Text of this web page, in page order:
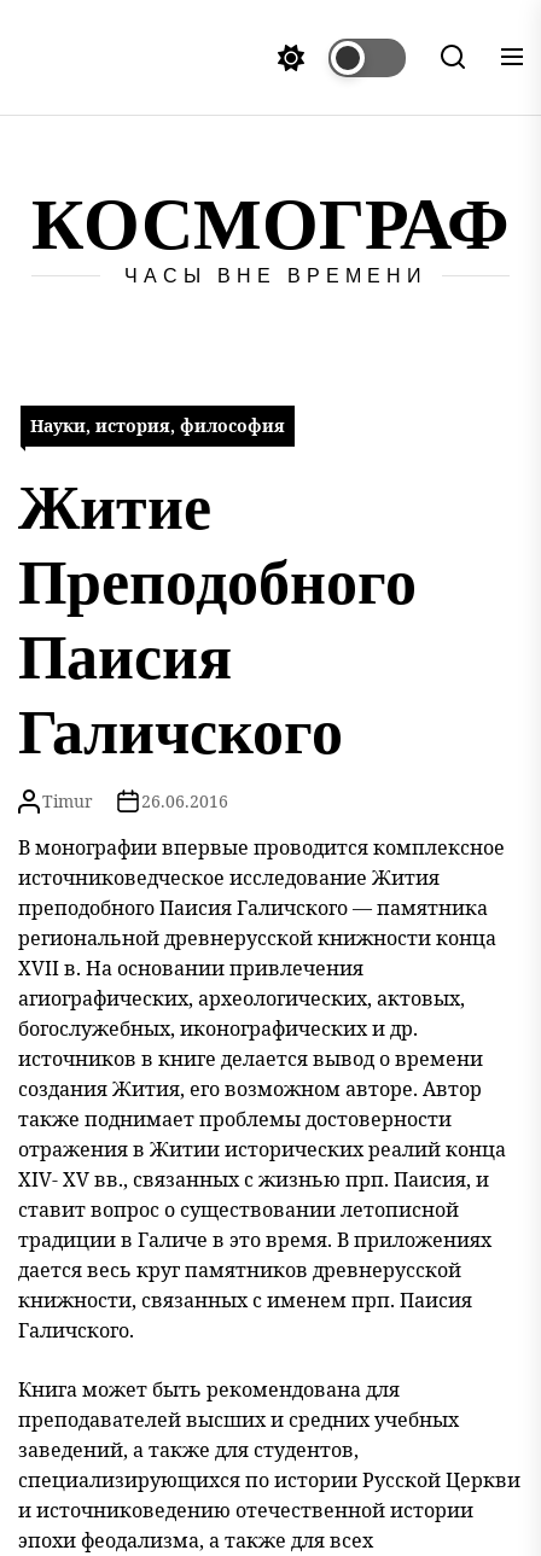
КОСМОГРАФ
ЧАСЫ ВНЕ ВРЕМЕНИ
Науки, история, философия
Житие
Преподобного
Паисия
Галичского
Timur 26.06.2016
В монографии впервые проводится комплексное
источниковедческое исследование Жития
преподобного Паисия Галичского — памятника
региональной древнерусской книжности конца
XVII в. На основании привлечения
агиографических, археологических, актовых,
богослужебных, иконографических и др.
источников в книге делается вывод о времени
создания Жития, его возможном авторе. Автор
также поднимает проблемы достоверности
отражения в Житии исторических реалий конца
XIV- XV вв., связанных с жизнью прп. Паисия, и
ставит вопрос о существовании летописной
традиции в Галиче в это время. В приложениях
дается весь круг памятников древнерусской
книжности, связанных с именем прп. Паисия
Галичского.
Книга может быть рекомендована для
преподавателей высших и средних учебных
заведений, а также для студентов,
специализирующихся по истории Русской Церкви
и источниковедению отечественной истории
эпохи феодализма, а также для всех